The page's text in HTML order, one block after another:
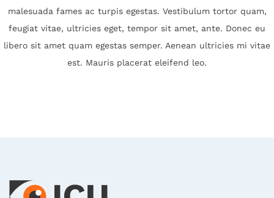
malesuada fames ac turpis egestas. Vestibulum tortor quam,
feugiat vitae, ultricies eget, tempor sit amet, ante. Donec eu
libero sit amet quam egestas semper. Aenean ultricies mi vitae
est. Mauris placerat eleifend leo.